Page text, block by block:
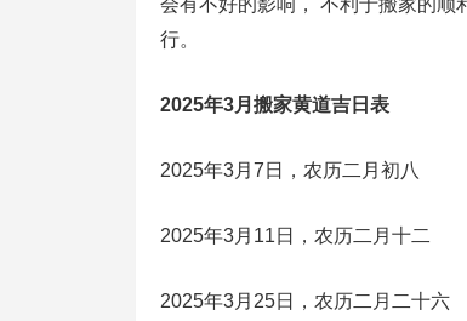
会有不好的影响， 不利于搬家的
行。
2025年3月搬家黄道吉日表
2025年3月7日，农历二月初八
2025年3月11日，农历二月十二
2025年3月25日，农历二月二十六